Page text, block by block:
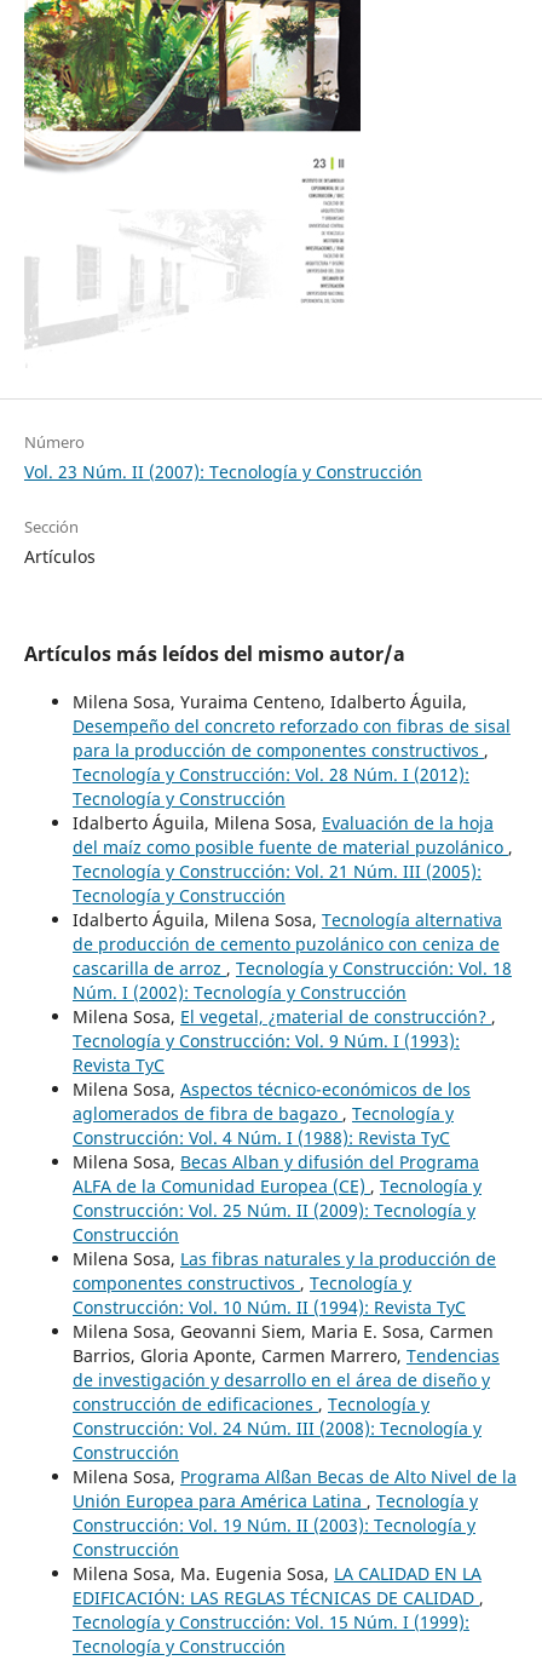
Número
Vol. 23 Núm. II (2007): Tecnología y Construcción
Sección
Artículos
Artículos más leídos del mismo autor/a
Milena Sosa, Yuraima Centeno, Idalberto Águila,
Desempeño del concreto reforzado con fibras de sisal
para la producción de componentes constructivos ,
Tecnología y Construcción: Vol. 28 Núm. I (2012):
Tecnología y Construcción
Idalberto Águila, Milena Sosa, Evaluación de la hoja
del maíz como posible fuente de material puzolánico ,
Tecnología y Construcción: Vol. 21 Núm. III (2005):
Tecnología y Construcción
Idalberto Águila, Milena Sosa, Tecnología alternativa
de producción de cemento puzolánico con ceniza de
cascarilla de arroz , Tecnología y Construcción: Vol. 18
Núm. I (2002): Tecnología y Construcción
Milena Sosa, El vegetal, ¿material de construcción? ,
Tecnología y Construcción: Vol. 9 Núm. I (1993):
Revista TyC
Milena Sosa, Aspectos técnico-económicos de los
aglomerados de fibra de bagazo , Tecnología y
Construcción: Vol. 4 Núm. I (1988): Revista TyC
Milena Sosa, Becas Alban y difusión del Programa
ALFA de la Comunidad Europea (CE) , Tecnología y
Construcción: Vol. 25 Núm. II (2009): Tecnología y
Construcción
Milena Sosa, Las fibras naturales y la producción de
componentes constructivos , Tecnología y
Construcción: Vol. 10 Núm. II (1994): Revista TyC
Milena Sosa, Geovanni Siem, Maria E. Sosa, Carmen
Barrios, Gloria Aponte, Carmen Marrero, Tendencias
de investigación y desarrollo en el área de diseño y
construcción de edificaciones , Tecnología y
Construcción: Vol. 24 Núm. III (2008): Tecnología y
Construcción
Milena Sosa, Programa Alßan Becas de Alto Nivel de la
Unión Europea para América Latina , Tecnología y
Construcción: Vol. 19 Núm. II (2003): Tecnología y
Construcción
Milena Sosa, Ma. Eugenia Sosa, LA CALIDAD EN LA
EDIFICACIÓN: LAS REGLAS TÉCNICAS DE CALIDAD ,
Tecnología y Construcción: Vol. 15 Núm. I (1999):
Tecnología y Construcción